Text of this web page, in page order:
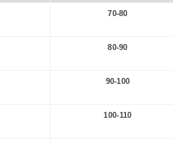
70-80
80-90
90-100
100-110